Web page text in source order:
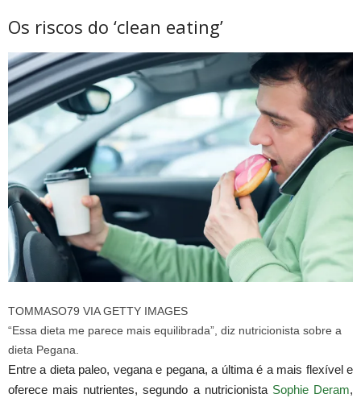
Os riscos do ‘clean eating’
TOMMASO79 VIA GETTY IMAGES
“Essa dieta me parece mais equilibrada”, diz nutricionista sobre a
dieta Pegana.
Entre a dieta paleo, vegana e pegana, a última é a mais flexível e
oferece mais nutrientes, segundo a nutricionista Sophie Deram,